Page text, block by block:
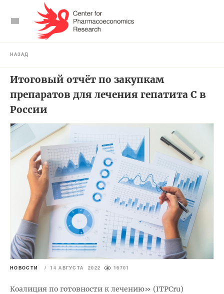
НАЗАД
Итоговый отчёт по закупкам
препаратов для лечения гепатита С в
России
НОВОСТИ / 14 АВГУСТА 2022 16701
Коалиция по готовности к лечению» (ITPCru)